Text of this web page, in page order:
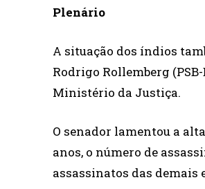
Plenário
A situação dos índios
Rodrigo Rollemberg
Ministério da Justiça.
O senador lamentou a
anos, o número de
assassinatos das demais